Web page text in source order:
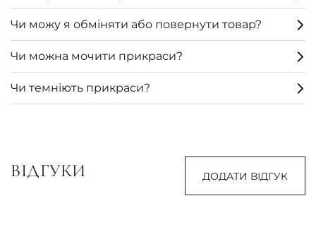
Чи можу я обміняти або повернути товар?
Чи можна мочити прикраси?
Чи темніють прикраси?
ВІДГУКИ ДОДАТИ ВІДГУК